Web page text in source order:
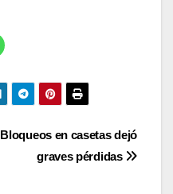
Bloqueos en casetas dejó
graves pérdidas